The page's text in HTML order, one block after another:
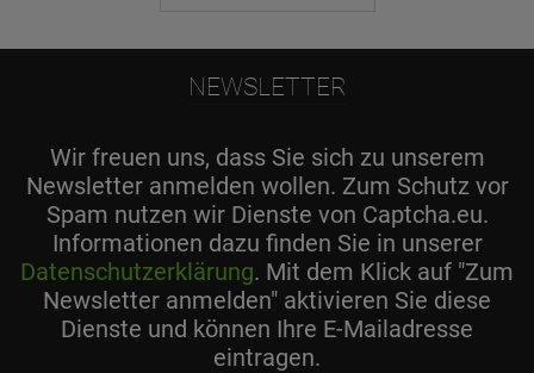
NEWSLETTER
Wir freuen uns, dass Sie sich zu unserem
Newsletter anmelden wollen. Zum Schutz vor
Spam nutzen wir Dienste von Captcha.eu.
Informationen dazu finden Sie in unserer
Datenschutzerklärung. Mit dem Klick auf "Zum
Newsletter anmelden" aktivieren Sie diese
Dienste und können Ihre E-Mailadresse
eintragen.